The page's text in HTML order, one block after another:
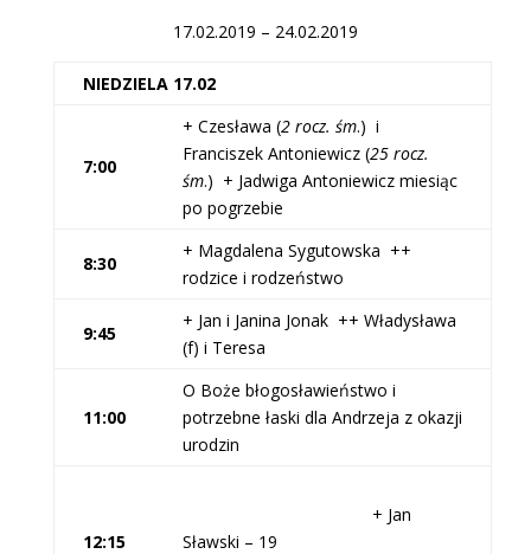
17.02.2019 – 24.02.2019
NIEDZIELA 17.02
7:00
+ Czesława (2 rocz. śm.) i
Franciszek Antoniewicz (25 rocz.
śm.) + Jadwiga Antoniewicz miesiąc
po pogrzebie
8:30
+ Magdalena Sygutowska ++
rodzice i rodzeństwo
9:45
+ Jan i Janina Jonak ++ Władysława
(f) i Teresa
11:00
O Boże błogosławieństwo i
potrzebne łaski dla Andrzeja z okazji
urodzin
12:15
+ Jan
Sławski – 19